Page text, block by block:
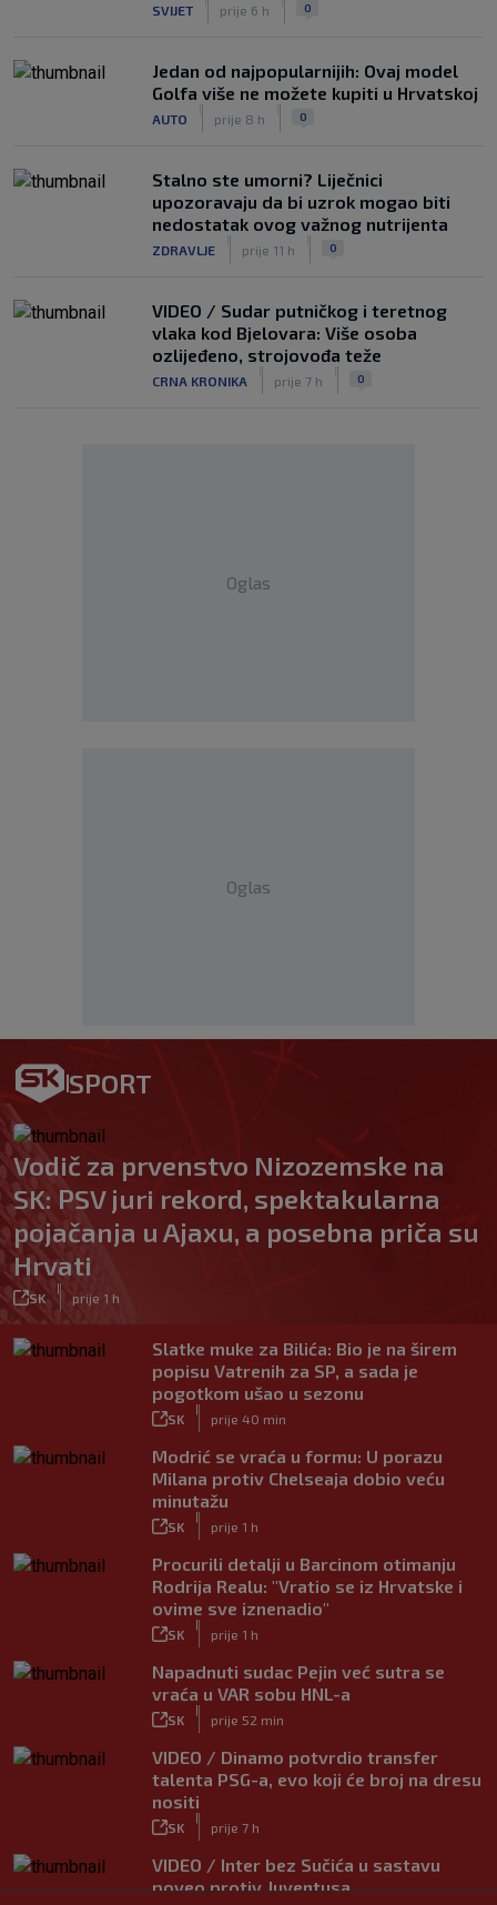
SVIJET prije 6 h 0
Jedan od najpopularnijih: Ovaj model
Golfa više ne možete kupiti u Hrvatskoj
AUTO prije 8 h 0
Stalno ste umorni? Liječnici
upozoravaju da bi uzrok mogao biti
nedostatak ovog važnog nutrijenta
ZDRAVLJE prije 11 h 0
VIDEO / Sudar putničkog i teretnog
vlaka kod Bjelovara: Više osoba
ozlijeđeno, strojovođa teže
CRNA KRONIKA prije 7 h 0
Oglas
Oglas
SPORT
Vodič za prvenstvo Nizozemske na
SK: PSV juri rekord, spektakularna
pojačanja u Ajaxu, a posebna priča su
Hrvati
SK prije 1 h
Slatke muke za Bilića: Bio je na širem
popisu Vatrenih za SP, a sada je
pogotkom ušao u sezonu
SK prije 40 min
Modrić se vraća u formu: U porazu
Milana protiv Chelseaja dobio veću
minutažu
SK prije 1 h
Procurili detalji u Barcinom otimanju
Rodrija Realu: "Vratio se iz Hrvatske i
ovime sve iznenadio"
SK prije 1 h
Napadnuti sudac Pejin već sutra se
vraća u VAR sobu HNL-a
SK prije 52 min
VIDEO / Dinamo potvrdio transfer
talenta PSG-a, evo koji će broj na dresu
nositi
SK prije 7 h
VIDEO / Inter bez Sučića u sastavu
poveo protiv Juventusa